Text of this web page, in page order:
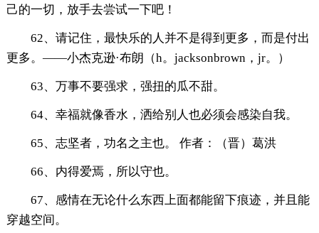
己的一切，放手去尝试一下吧！
62、请记住，最快乐的人并不是得到更多，而是付出
更多。——小杰克逊·布朗（h。jacksonbrown，jr。）
63、万事不要强求，强扭的瓜不甜。
64、幸福就像香水，洒给别人也必须会感染自我。
65、志坚者，功名之主也。 作者：（晋）葛洪
66、内得爱焉，所以守也。
67、感情在无论什么东西上面都能留下痕迹，并且能
穿越空间。